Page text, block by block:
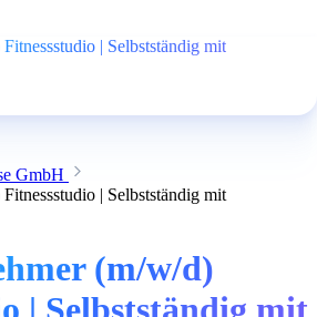
| Selbstständig mit
GmbH
| Selbstständig mit
(m/w/d)